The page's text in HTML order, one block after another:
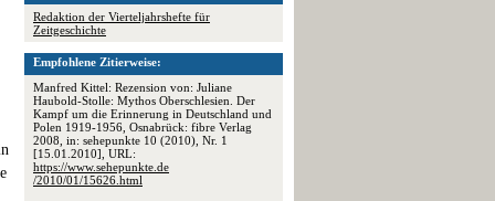
Redaktion der Vierteljahrshefte für
Zeitgeschichte
Empfohlene Zitierweise:
Manfred Kittel: Rezension von: Juliane
Haubold-Stolle: Mythos Oberschlesien. Der
Kampf um die Erinnerung in Deutschland und
Polen 1919-1956, Osnabrück: fibre Verlag
2008, in: sehepunkte 10 (2010), Nr. 1
[15.01.2010], URL:
https://www.sehepunkte.de
/2010/01/15626.html